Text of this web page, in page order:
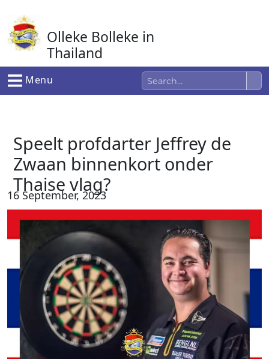
naar
de
inhoud
Olleke Bolleke in
Thailand
In Thailand
Menu
Speelt profdarter Jeffrey de
Zwaan binnenkort onder
Thaise vlag?
16 September, 2023